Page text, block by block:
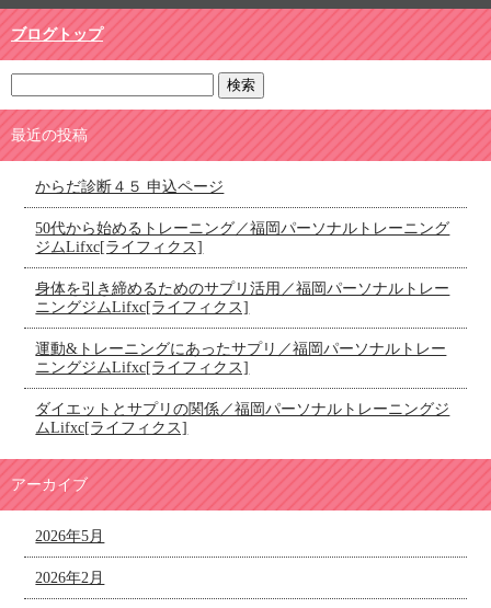
ブログトップ
最近の投稿
からだ診断４５ 申込ページ
50代から始めるトレーニング／福岡パーソナルトレーニング
ジムLifxc[ライフィクス]
身体を引き締めるためのサプリ活用／福岡パーソナルトレー
ニングジムLifxc[ライフィクス]
運動&トレーニングにあったサプリ／福岡パーソナルトレー
ニングジムLifxc[ライフィクス]
ダイエットとサプリの関係／福岡パーソナルトレーニングジ
ムLifxc[ライフィクス]
アーカイブ
2026年5月
2026年2月